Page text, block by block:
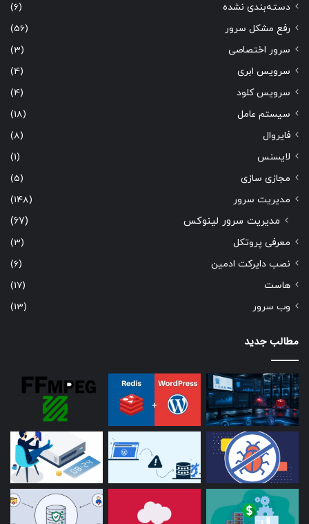
دسته‌بندی نشده
(6)
رفع مشکل سرور
(56)
سرور اختصاصی
(3)
سرویس ابری
(4)
سرویس کلود
(4)
سیستم عامل
(18)
فایروال
(8)
لایسنس
(1)
مجازی سازی
(5)
مدیریت سرور
(148)
مدیریت سرور لینوکس (67)
معرفی پروتکل
(3)
نصب دایرکت ادمین
(6)
هاست
(17)
وب سرور
(13)
مطالب جدید